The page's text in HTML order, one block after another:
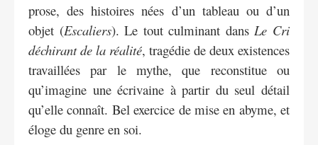
prose, des histoires nées d’un tableau ou d’un
objet (Escaliers). Le tout culminant dans Le Cri
déchirant de la réalité, tragédie de deux existences
travaillées par le mythe, que reconstitue ou
qu’imagine une écrivaine à partir du seul détail
qu’elle connaît. Bel exercice de mise en abyme, et
éloge du genre en soi.